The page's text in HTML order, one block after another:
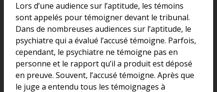
Lors d’une audience sur l’aptitude, les témoins
sont appelés pour témoigner devant le tribunal.
Dans de nombreuses audiences sur l’aptitude, le
psychiatre qui a évalué l’accusé témoigne. Parfois,
cependant, le psychiatre ne témoigne pas en
personne et le rapport qu’il a produit est déposé
en preuve. Souvent, l’accusé témoigne. Après que
le juge a entendu tous les témoignages à